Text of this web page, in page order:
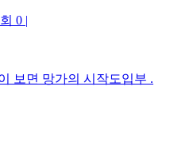
0 |
보면 망가의 시작도입부 .